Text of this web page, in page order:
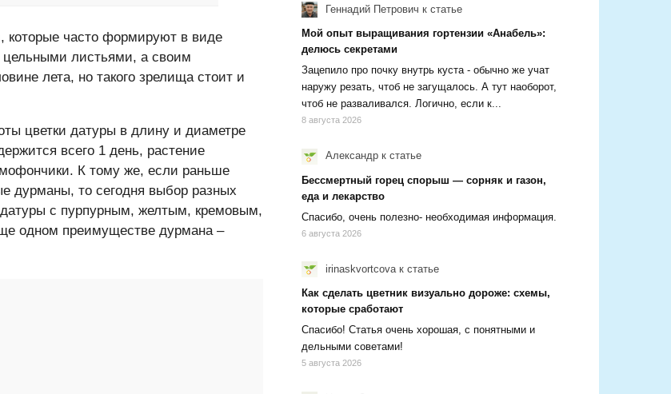
часто формируют в виде
цельными листьями, а своим
лета, но такого зрелища стоит и
цветки датуры в длину и диаметре
всего 1 день, растение
К тому же, если раньше
дурманы, то сегодня выбор разных
с пурпурным, желтым, кремовым,
одном преимуществе дурмана –
Геннадий Петрович к статье
Мой опыт выращивания гортензии «Анабель»:
делюсь секретами
Зацепило про почку внутрь куста - обычно же учат
наружу резать, чтоб не загущалось. А тут наоборот,
чтоб не разваливался. Логично, если к...
8 августа 2026
Александр к статье
Бессмертный горец спорыш — сорняк и газон,
еда и лекарство
Спасибо, очень полезно- необходимая информация.
6 августа 2026
irinaskvortcova к статье
Как сделать цветник визуально дороже: схемы,
которые сработают
Спасибо! Статья очень хорошая, с понятными и
дельными советами!
5 августа 2026